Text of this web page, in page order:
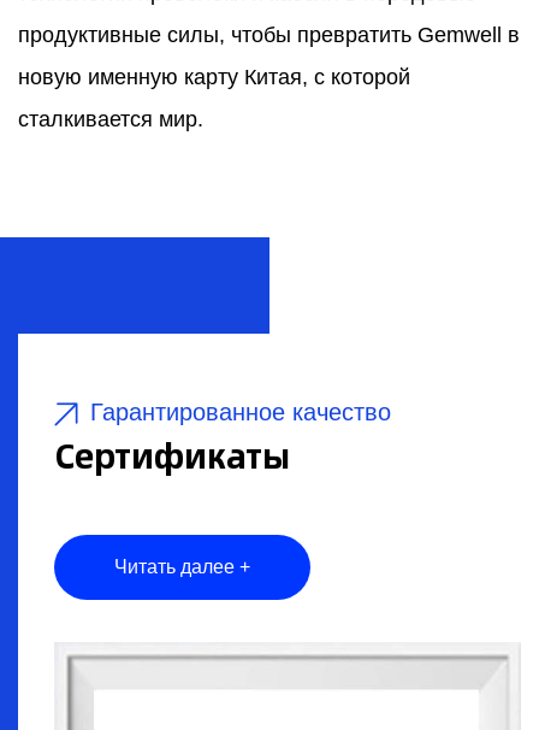
продуктивные силы, чтобы превратить Gemwell в
новую именную карту Китая, с которой
сталкивается мир.
Гарантированное качество
Сертификаты
Читать далее +